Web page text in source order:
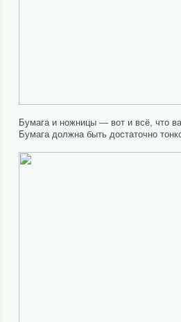
Бумага и ножницы — вот и всё, что
Бумага должна быть достаточно